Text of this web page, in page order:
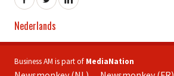
Nederlands
Business AM is part of MediaNation